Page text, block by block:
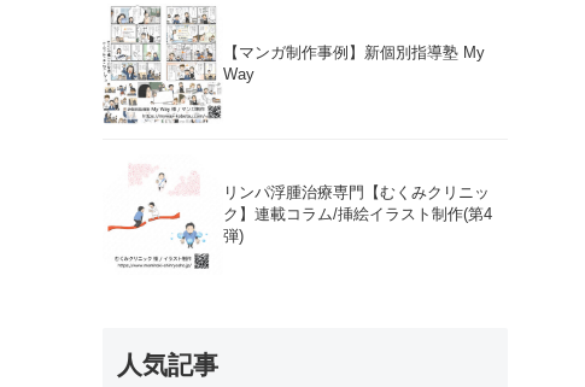
【マンガ制作事例】新個別指導塾 My
Way
リンパ浮腫治療専門【むくみクリニッ
ク】連載コラム/挿絵イラスト制作(第4
弾)
人気記事